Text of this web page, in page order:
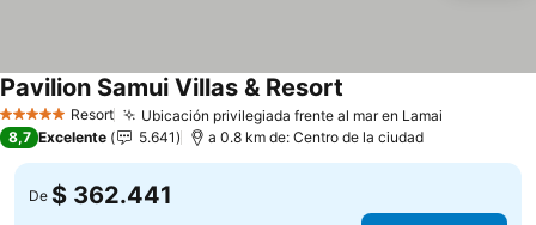
5 Estrellas Resort Ubicación privilegiada frente al mar en Lamai
Pavilion Samui Villas & Resort
8,7 Excelente 5.641 a 0.8 km de: Centro de la ciudad
De $ 362.441